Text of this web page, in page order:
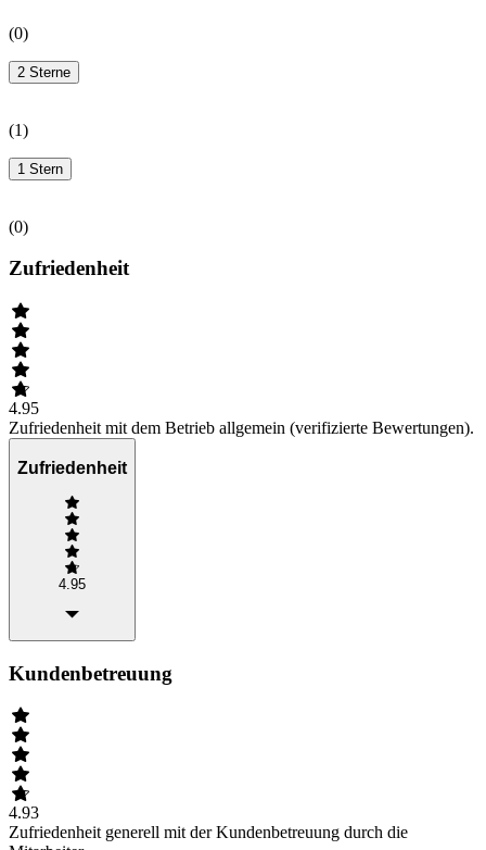
(0)
2 Sterne
(1)
1 Stern
(0)
Zufriedenheit
4.95
Zufriedenheit mit dem Betrieb allgemein (verifizierte Bewertungen).
Zufriedenheit
4.95
Kundenbetreuung
4.93
Zufriedenheit generell mit der Kundenbetreuung durch die